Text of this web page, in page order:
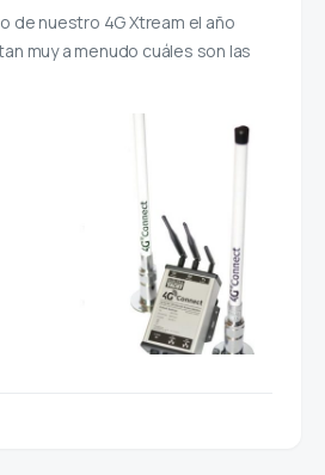
de nuestro 4G Xtream el año
muy a menudo cuáles son las